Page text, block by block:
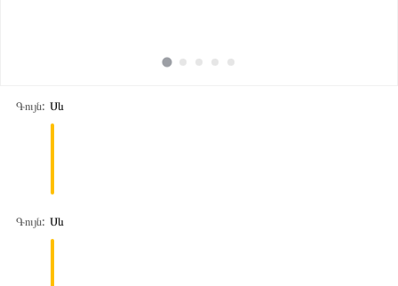
Գույն: Սև
Գույն: Սև